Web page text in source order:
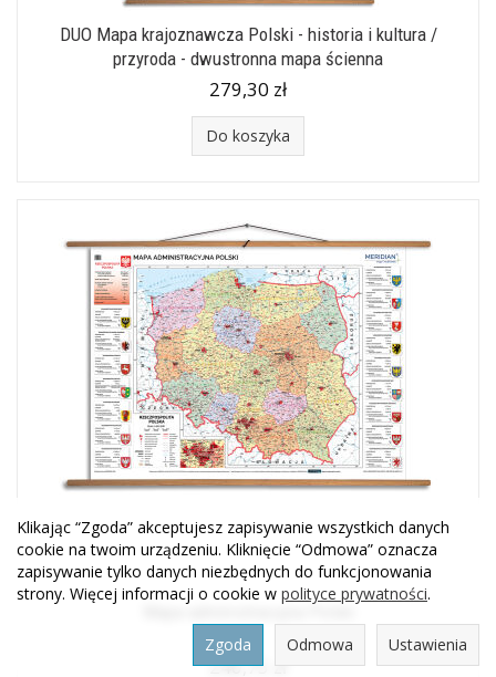
DUO Mapa krajoznawcza Polski - historia i kultura /
przyroda - dwustronna mapa ścienna
279,30 zł
Do koszyka
246,75 zł
Klikając “Zgoda” akceptujesz zapisywanie wszystkich danych
cookie na twoim urządzeniu. Kliknięcie “Odmowa” oznacza
zapisywanie tylko danych niezbędnych do funkcjonowania
strony. Więcej informacji o cookie w polityce prywatności.
Ustawienia
Odmowa
Zgoda